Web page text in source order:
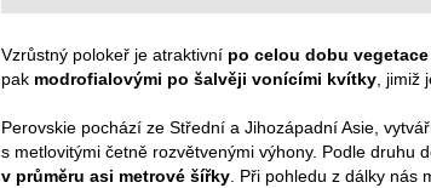
Vzrůstný polokeř je atraktivní po celou dobu
pak modrofialovými po šalvěji vonícími kvítky , jimiž
Perovskie pochází ze Střední a Jihozápadní Asie,
s metlovitými četně rozvětvenými výhony. Podle druhu
v průměru asi metrové šířky . Při pohledu z dálky